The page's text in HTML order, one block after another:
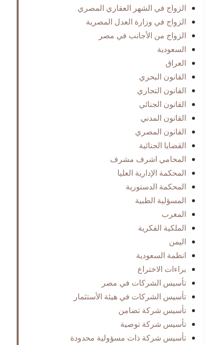
الزواج في الشهر العقاري المصري
الزواج في وزارة العدل المصرية
الزواج من الأجانب في مصر
السعودية
العراق
القانون البحري
القانون التجاري
القانون الجنائي
القانون المدني
القانون المصري
القضايا الجنائية
المحامي اشرف مشرف
المحكمة الإدارية العليا
المحكمة الدستورية
المسؤلية الطبية
المغرب
الملكية الفكرية
اليمن
انظمة السعودية
براءات الاختراع
تأسيس الشركات في مصر
تأسيس الشركات في هيئة الأستثمار
تأسيس شركة تضامن
تأسيس شركة توصية
تأسيس شركة ذات مسؤولية محدودة